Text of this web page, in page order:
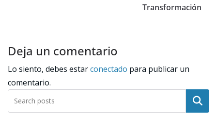
Transformación
Deja un comentario
Lo siento, debes estarconectado para publicar un
comentario.
Buscar